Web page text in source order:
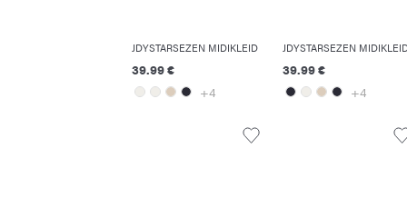
JDYSTARSEZEN MIDIKLEID
39.99 €
+4
JDYSTARSEZEN
39.99 €
+4